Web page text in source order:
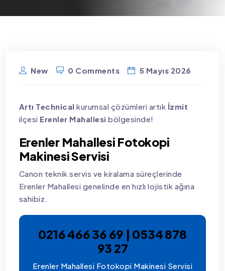
New 0 Comments 5 Mayıs 2026
Artı Technical kurumsal çözümleri artık İzmit
ilçesi Erenler Mahallesi bölgesinde!
Erenler Mahallesi Fotokopi
Makinesi Servisi
Canon teknik servis ve kiralama süreçlerinde
Erenler Mahallesi genelinde en hızlı lojistik ağına
sahibiz.
0216 466 36 69 | 0534 878
93 27
Erenler Mahallesi Fotokopi Makinesi Servisi